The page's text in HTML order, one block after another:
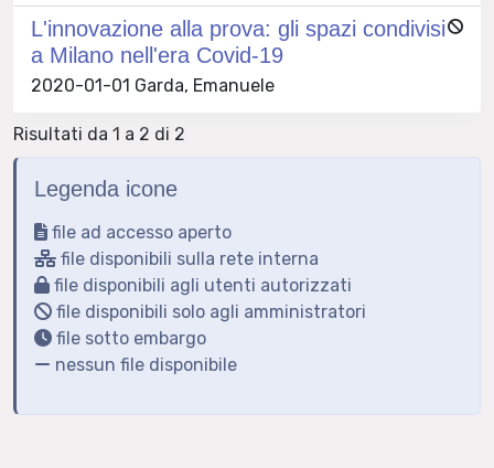
L'innovazione alla prova: gli spazi condivisi
a Milano nell'era Covid-19
2020-01-01 Garda, Emanuele
Risultati da 1 a 2 di 2
Legenda icone
file ad accesso aperto
file disponibili sulla rete interna
file disponibili agli utenti autorizzati
file disponibili solo agli amministratori
file sotto embargo
nessun file disponibile